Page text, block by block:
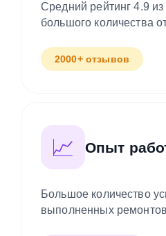
Средний рейтинг 4.9
большого количества
2000+ отзывов
📈 Опыт
Большое количество
выполненных ремонтов